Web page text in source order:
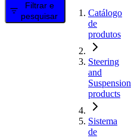
Filtrar e
pesquisar
Catálogo
de
produtos
Steering
and
Suspension
products
Sistema
de